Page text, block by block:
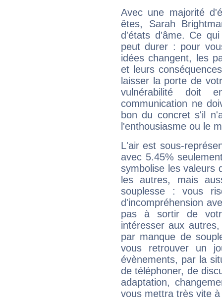
Avec une majorité
êtes, Sarah
d'états d'âme. Ce
peut durer : pour
idées changent, les
et leurs
laisser la porte de
vulnérabilité doit
communication ne
bon du concret s'il
l'enthousiasme ou le
L'air est sous-
avec 5.45%
symbolise les valeurs
les autres, mais
souplesse : vous
d'incompréhension
pas à sortir de
intéresser aux
par manque de
vous retrouver un
évènements, par la
de téléphoner, de
adaptation,
vous mettra très vite